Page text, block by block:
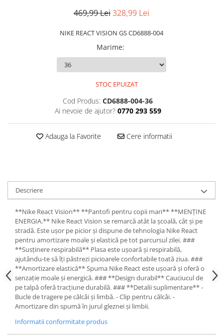
469,99 Lei328,99 Lei
NIKE REACT VISION GS CD6888-004
Marime:
STOC EPUIZAT
Cod Produs: CD6888-004-36
Ai nevoie de ajutor? 0770 293 559
Adauga la Favorite Cere informatii
Descriere
**Nike React Vision** **Pantofi pentru copii mari** **MENȚINE
ENERGIA.** Nike React Vision se remarcă atât la școală, cât și pe
stradă. Este ușor pe picior și dispune de tehnologia Nike React
pentru amortizare moale și elastică pe tot parcursul zilei. ###
**Susținere respirabilă** Plasa este ușoară și respirabilă,
ajutându-te să îți păstrezi picioarele confortabile toată ziua. ###
**Amortizare elastică** Spuma Nike React este ușoară și oferă o
senzație moale și energică. ### **Design durabil** Cauciucul de
pe talpă oferă tracțiune durabilă. ### **Detalii suplimentare** -
Bucle de tragere pe călcâi și limbă. - Clip pentru călcâi. -
Amortizare din spumă în jurul gleznei și limbii.
Informatii conformitate produs